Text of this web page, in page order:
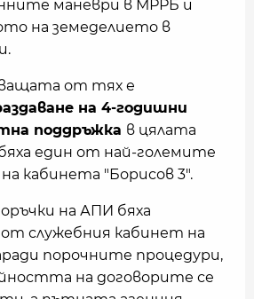
маневри в МРРБ и
на земеделието в
от тях е
на 4-годишни
поддръжка в цялата
един от най-големите
на кабинета "Борисов 3".
на АПИ бяха
служебния кабинет на
порочните процедури,
на договорите се